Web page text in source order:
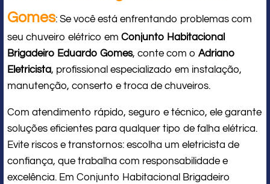
Gomes: Se você está enfrentando problemas com
seu chuveiro elétrico em Conjunto Habitacional
Brigadeiro Eduardo Gomes, conte com o Adriano
Eletricista, profissional especializado em instalação,
manutenção, conserto e troca de chuveiros.
Com atendimento rápido, seguro e técnico, ele garante
soluções eficientes para qualquer tipo de falha elétrica.
Evite riscos e transtornos: escolha um eletricista de
confiança, que trabalha com responsabilidade e
excelência. Em Conjunto Habitacional Brigadeiro